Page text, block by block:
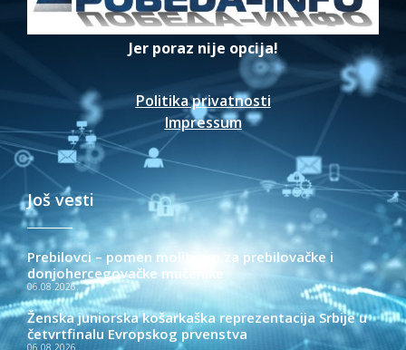
Jer poraz nije opcija!
Politika privatnosti
Impressum
Još vesti
Prebilovci – pomen molitvom za prebilovačke i
donjohercegovačke mučenike
06.08.2026.
Ženska juniorska košarkaška reprezentacija Srbije u
četvrtfinalu Evropskog prvenstva